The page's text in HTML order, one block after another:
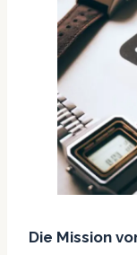
Die Mission